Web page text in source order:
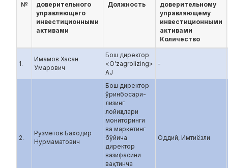
№
доверительного
управляющего
инвестиционными
активами
Должность
доверительному
управляющему
инвестиционными
активами
Количество
1.
Имамов Хасан
Умарович
Бош директор
<O’zagrolizing>
AJ
-
2.
Рузметов Баходир
Нурмаматович
Бош директор
ўринбосари-
лизинг
лойиҳалари
мониторинги
ва маркетинг
бўйича
директор
вазифасини
вақтинча
Оддий, Имтиёзли